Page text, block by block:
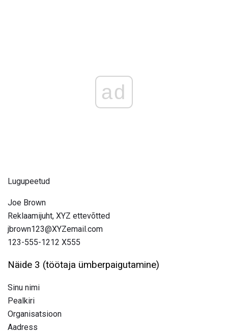
ad
Lugupeetud
Joe Brown
Reklaamijuht, XYZ ettevõtted
jbrown123@XYZemail.com
123-555-1212 X555
Näide 3 (töötaja ümberpaigutamine)
Sinu nimi
Pealkiri
Organisatsioon
Aadress